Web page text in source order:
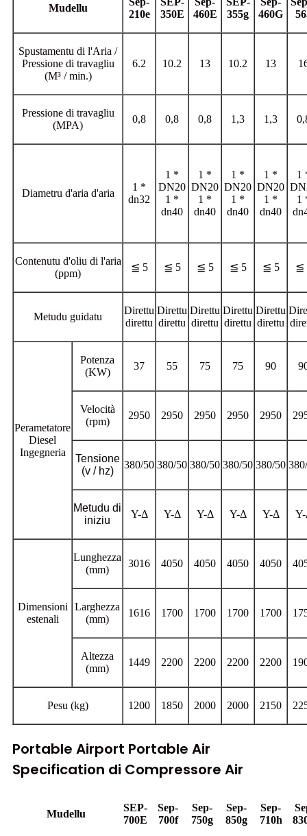
Mudellu
210e
350E
460E
355g
460G
Spustamentu di l'Aria /
Pressione di travagliu
(M³ / min.)
6.2 10.2 13 10.2 13
Pressione di travagliu
(MPA)
0,8 0,8 0,8 1,3 1,3
Diametru d'aria d'aria
1 *
dn32
1 *
DN20
1 *
dn40
1 *
DN20
1 *
dn40
1 *
DN20
1 *
dn40
1 *
DN20
1 *
dn40
1
1
Contenutu d'oliu di l'aria
(ppm)
≦ 5 ≦ 5 ≦ 5 ≦ 5 ≦ 5 ≦
Metudu guidatu
Direttu
direttu
Direttu
direttu
Direttu
direttu
Direttu
direttu
Direttu
direttu
Perametatore
Diesel
Ingegneria
Potenza
(KW)
37 55 75 75 90
Velocità
(rpm)
2950 2950 2950 2950 2950
Tensione
(v / hz)
380/50 380/50 380/50 380/50 380/50
Metudu di
iniziu
Υ-Δ Υ-Δ Υ-Δ Υ-Δ Υ-Δ
Dimensioni
estenali
Lunghezza
(mm)
3016 4050 4050 4050 4050
Larghezza
(mm)
1616 1700 1700 1700 1700
Altezza
(mm)
1449 2200 2200 2200 2200
Pesu (kg) 1200 1850 2000 2000 2150
Portable Airport Portable Air
Specification di Compressore Air
Mudellu
SEP-
700E
Sep-
700f
Sep-
750g
Sep-
850g
Sep-
710h